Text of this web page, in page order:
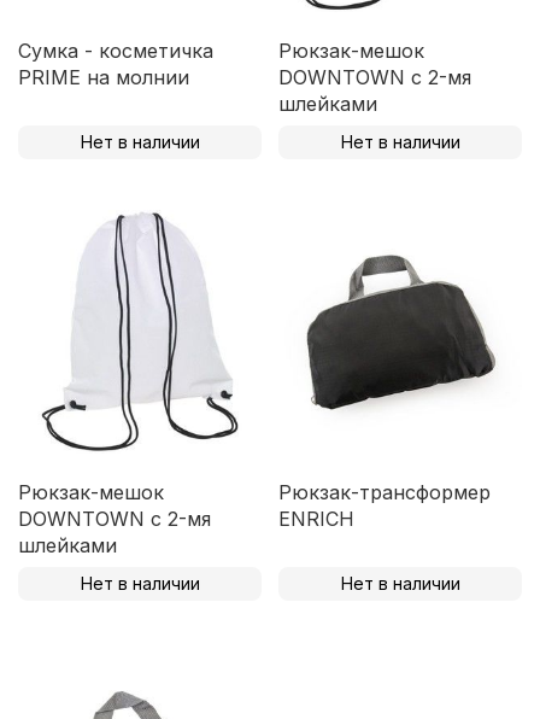
Сумка - косметичка
PRIME на молнии
Нет в наличии
Рюкзак-мешок
DOWNTOWN с 2-мя
шлейками
Нет в наличии
Рюкзак-мешок
DOWNTOWN с 2-мя
шлейками
Нет в наличии
Рюкзак-трансформер
ENRICH
Нет в наличии